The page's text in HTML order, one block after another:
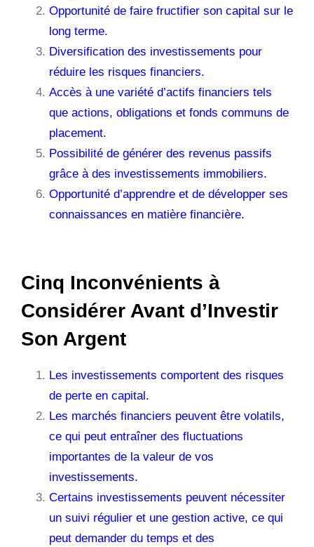
Opportunité de faire fructifier son capital sur le
long terme.
Diversification des investissements pour
réduire les risques financiers.
Accès à une variété d’actifs financiers tels
que actions, obligations et fonds communs de
placement.
Possibilité de générer des revenus passifs
grâce à des investissements immobiliers.
Opportunité d’apprendre et de développer ses
connaissances en matière financière.
Cinq Inconvénients à
Considérer Avant d’Investir
Son Argent
Les investissements comportent des risques
de perte en capital.
Les marchés financiers peuvent être volatils,
ce qui peut entraîner des fluctuations
importantes de la valeur de vos
investissements.
Certains investissements peuvent nécessiter
un suivi régulier et une gestion active, ce qui
peut demander du temps et des